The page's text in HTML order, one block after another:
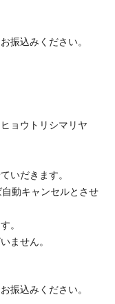
振込みください。
ョウトリシマリヤ
いだきます。
動キャンセルとさせ
。
ません。
振込みください。